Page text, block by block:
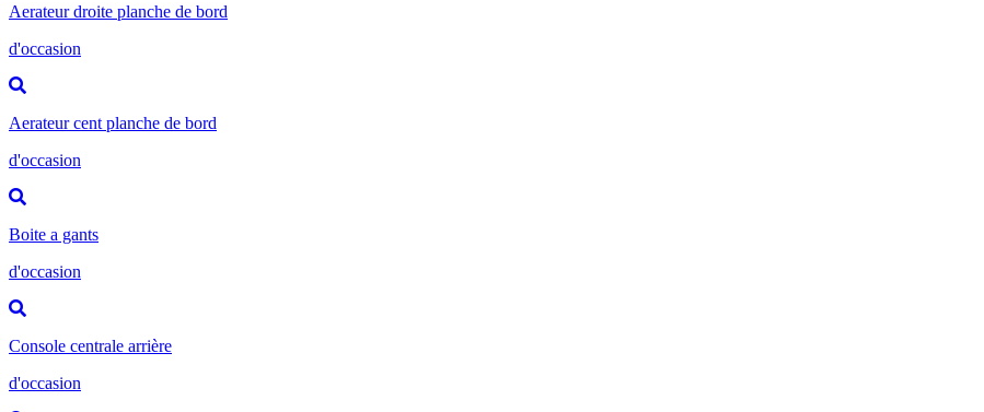
Aerateur droite planche de bord
d'occasion
Aerateur cent planche de bord
d'occasion
Boite a gants
d'occasion
Console centrale arrière
d'occasion